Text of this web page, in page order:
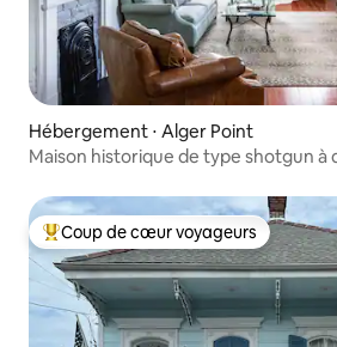
Hébergement ⋅ Alger Point
Maison historique de type shotgun à
Coups de cœur voyageurs les plus
Coup de cœur voyageurs